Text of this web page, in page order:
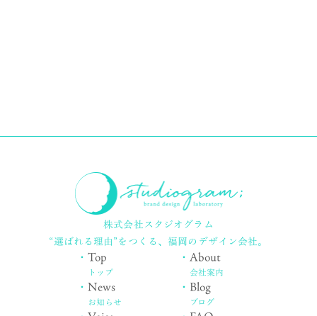
株式会社スタジオグラム
“選ばれる理由”をつくる、福岡のデザイン会社。
・Top
トップ
・News
お知らせ
・About
会社案内
・ Blog
ブログ